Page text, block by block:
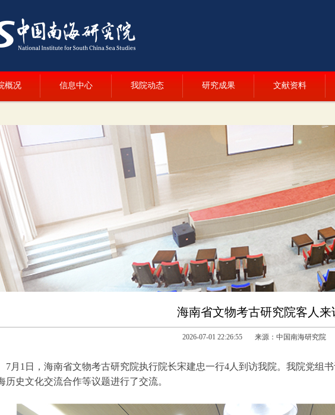
概况 信息中心 我院动态 研究成果 文献资料
海南省文物考古研究院客人来
2026-07-01 22:26:55 来源：中国南海研究院
7月1日，海南省文物考古研究院执行院长宋建忠一行4人到访我院。我院党组
历史文化交流合作等议题进行了交流。